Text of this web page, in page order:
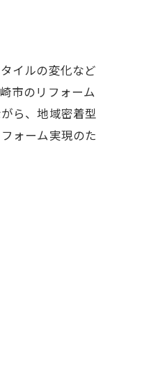
イルの変化など
市のリフォーム
ら、地域密着型
ォーム実現のた